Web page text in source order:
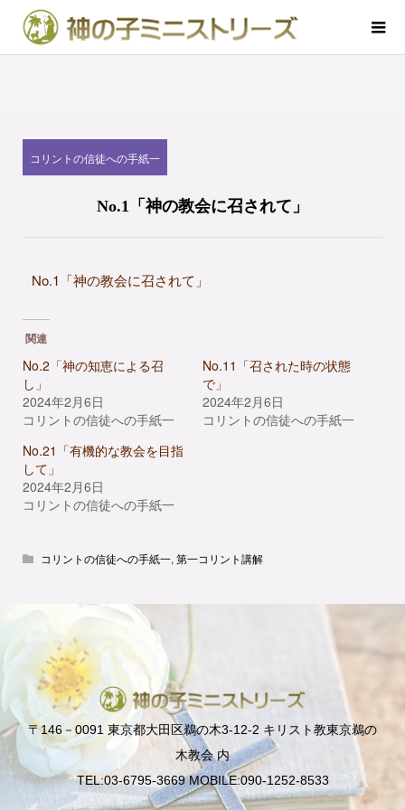
コリントの信徒への手紙一
No.1「神の教会に召されて」
No.1「神の教会に召されて」
関連
No.2「神の知恵による召
し」
2024年2月6日
コリントの信徒への手紙一
No.11「召された時の状態
で」
2024年2月6日
コリントの信徒への手紙一
No.21「有機的な教会を目指
して」
2024年2月6日
コリントの信徒への手紙一
コリントの信徒への手紙一, 第一コリント講解
〒146－0091 東京都大田区鵜の木3-12-2 キリスト教東京鵜の
木教会 内
TEL:03-6795-3669 MOBILE:090-1252-8533